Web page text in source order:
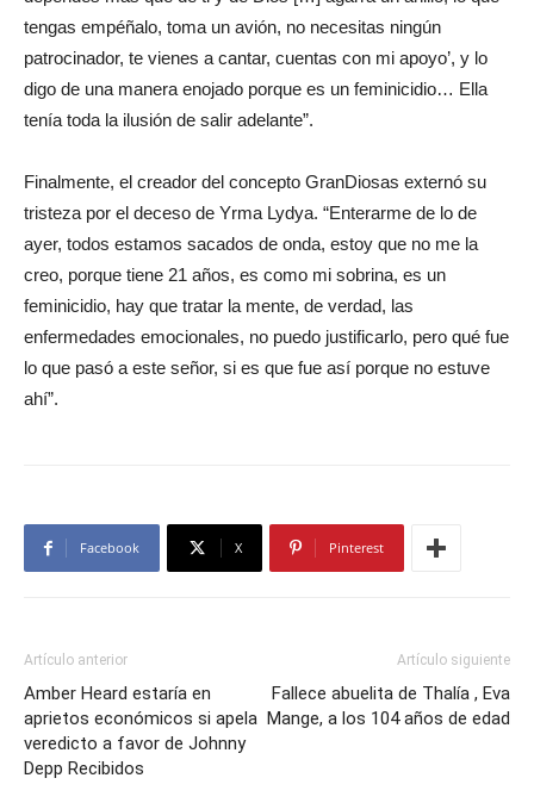
tengas empéñalo, toma un avión, no necesitas ningún
patrocinador, te vienes a cantar, cuentas con mi apoyo’, y lo
digo de una manera enojado porque es un feminicidio… Ella
tenía toda la ilusión de salir adelante”.
Finalmente, el creador del concepto GranDiosas externó su
tristeza por el deceso de Yrma Lydya. “Enterarme de lo de
ayer, todos estamos sacados de onda, estoy que no me la
creo, porque tiene 21 años, es como mi sobrina, es un
feminicidio, hay que tratar la mente, de verdad, las
enfermedades emocionales, no puedo justificarlo, pero qué fue
lo que pasó a este señor, si es que fue así porque no estuve
ahí”.
Facebook X Pinterest
Artículo anterior
Amber Heard estaría en
aprietos económicos si apela
veredicto a favor de Johnny
Depp Recibidos
Artículo siguiente
Fallece abuelita de Thalía , Eva
Mange, a los 104 años de edad